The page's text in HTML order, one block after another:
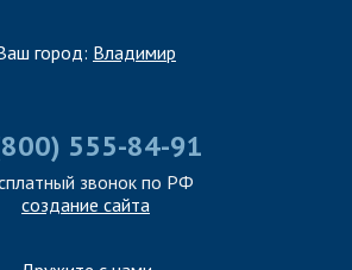
город: Владимир
555-84-91
звонок по РФ
создание сайта